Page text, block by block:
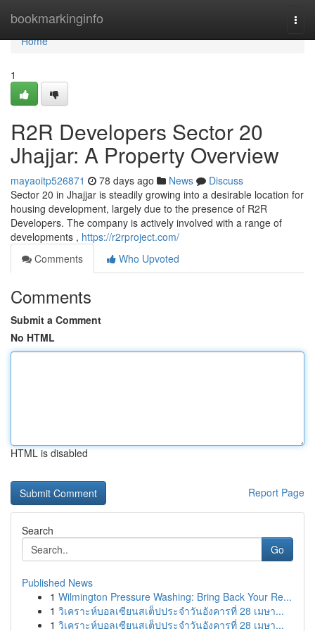
bookmarkinginfo
Home
Home
1
R2R Developers Sector 20
Jhajjar: A Property Overview
mayaoitp526871 78 days ago News
Discuss
Sector 20 in Jhajjar is steadily growing into a desirable location for
housing development, largely due to the presence of R2R
Developers. The company is actively involved with a range of
developments , https://r2rproject.com/
Comments
Who Upvoted
Comments
Submit a Comment
No HTML
HTML is disabled
Report Page
Search
Go
Published News
1 Wilmington Pressure Washing: Bring Back Your Re...
1 วิเคราะห์บอลเซียนสเต็ปประจำวันอังคารที่ 28 เมษา...
1 วิเคราะห์บอลเซียนสเต็ปประจำวันอังคารที่ 28 เมษา...